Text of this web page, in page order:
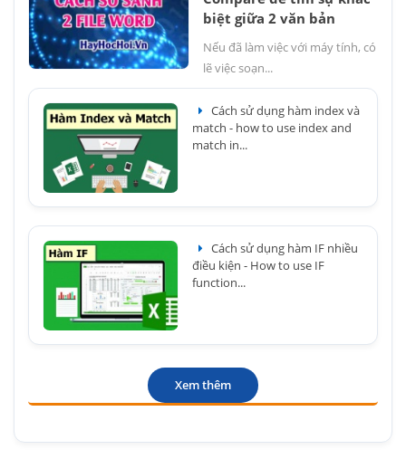
biệt giữa 2 văn bản
Nếu đã làm việc với máy tính, có
lẽ việc soạn...
Cách sử dụng hàm index và
match - how to use index and
match in...
Cách sử dụng hàm IF nhiều
điều kiện - How to use IF
function...
Xem thêm